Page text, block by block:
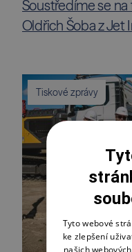
Soustředíme se
Oldřich Šoba z Jet
Tiskové zprávy
Tyto webové
ke zlepšení
našich